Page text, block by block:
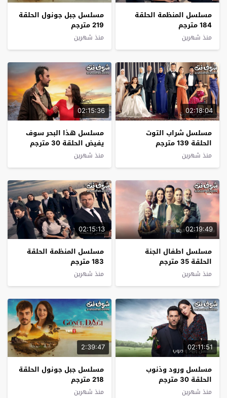
مسلسل المنظمة الحلقة
184 مترجم
منذ شهرين
مسلسل جبل جونول الحلقة
219 مترجم
منذ شهرين
02:18:04
مسلسل شراب التوت
الحلقة 139 مترجم
منذ شهرين
02:15:36
مسلسل هذا البحر سوف
يفيض الحلقة 30 مترجم
منذ شهرين
02:19:49
مسلسل اطفال الجنة
الحلقة 35 مترجم
منذ شهرين
02:15:13
مسلسل المنظمة الحلقة
183 مترجم
منذ شهرين
02:11:51
مسلسل ورود وذنوب
الحلقة 30 مترجم
منذ شهرين
2:39:47
مسلسل جبل جونول الحلقة
218 مترجم
منذ شهرين